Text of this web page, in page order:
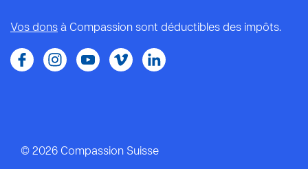
Vos dons à Compassion sont déductibles des impôts.
© 2026 Compassion Suisse